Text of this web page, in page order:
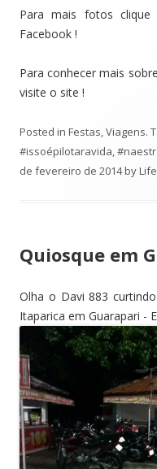
Para mais fotos
Facebook !
Para conhecer mais
visite o site !
Posted in Festas,Viagens.
#issoépilotaravida,
de fevereiro de 2014by
Quiosque em
Olha o Davi 883
Itaparica em Guarapari -